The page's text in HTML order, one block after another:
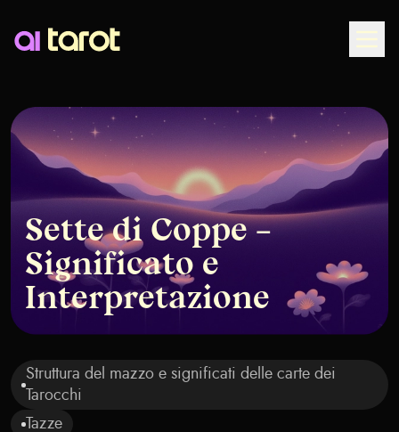
Sette di Coppe –
Significato e
Interpretazione
Struttura del mazzo e significati delle carte dei
Tarocchi
Tazze